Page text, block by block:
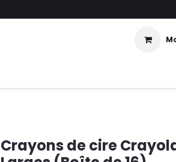
Crayons de cire